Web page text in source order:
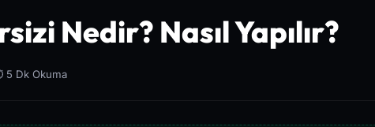
Nedir? Nasıl Yapılır?
5 Dk Okuma